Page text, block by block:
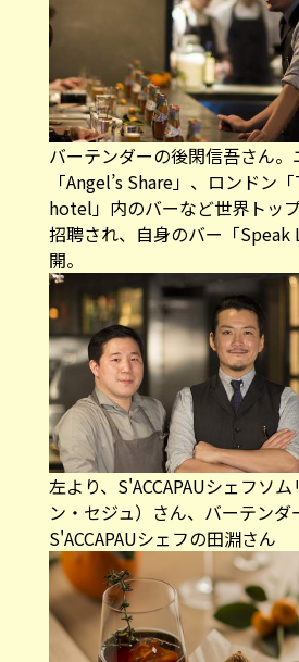
バーテンダーの後閑信吾さん。
「Angel’s Share」、ロンドン
hotel」内のバーなど世界トッ
招聘され、自身のバー「
開。
左より、S'ACCAPAUシェフソ
ン・セジュ）さん、バーテンダ
S'ACCAPAUシェフの田淵さん